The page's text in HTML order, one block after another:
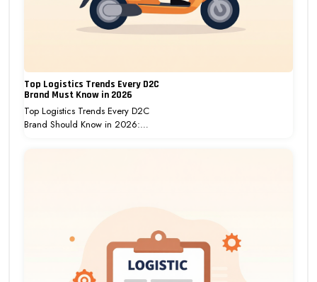
Top Logistics Trends Every D2C
Brand Must Know in 2026
Top Logistics Trends Every D2C
Brand Should Know in 2026:…